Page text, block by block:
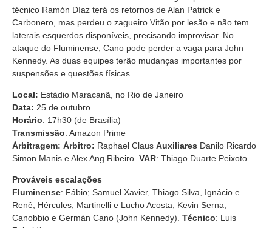
técnico Ramón Díaz terá os retornos de Alan Patrick e
Carbonero, mas perdeu o zagueiro Vitão por lesão e não tem
laterais esquerdos disponíveis, precisando improvisar. No
ataque do Fluminense, Cano pode perder a vaga para John
Kennedy. As duas equipes terão mudanças importantes por
suspensões e questões físicas.
Local: Estádio Maracanã, no Rio de Janeiro
Data: 25 de outubro
Horário: 17h30 (de Brasília)
Transmissão: Amazon Prime
Árbitragem: Árbitro: Raphael Claus Auxiliares Danilo Ricardo
Simon Manis e Alex Ang Ribeiro. VAR: Thiago Duarte Peixoto
Prováveis escalações
Fluminense: Fábio; Samuel Xavier, Thiago Silva, Ignácio e
Renê; Hércules, Martinelli e Lucho Acosta; Kevin Serna,
Canobbio e Germán Cano (John Kennedy). Técnico: Luis